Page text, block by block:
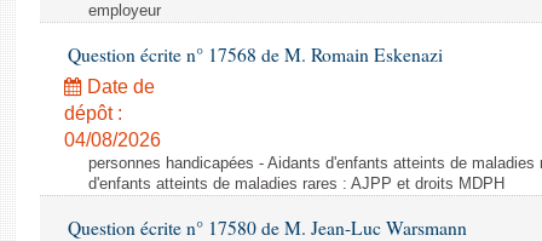
employeur
Question écrite n° 17568 de M. Romain Eskenazi
Date de
dépôt :
04/08/2026
personnes handicapées - Aidants d'enfants atteints de
d'enfants atteints de maladies rares : AJPP et droits MDPH
Question écrite n° 17580 de M. Jean-Luc Warsmann